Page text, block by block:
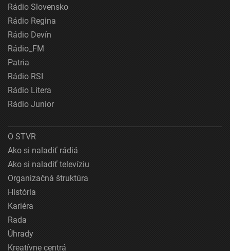
Rádio Slovensko
Rádio Regina
Rádio Devín
Rádio_FM
Patria
Rádio RSI
Rádio Litera
Rádio Junior
O STVR
Ako si naladiť rádiá
Ako si naladiť televíziu
Organizačná štruktúra
História
Kariéra
Rada
Úhrady
Kreatívne centrá